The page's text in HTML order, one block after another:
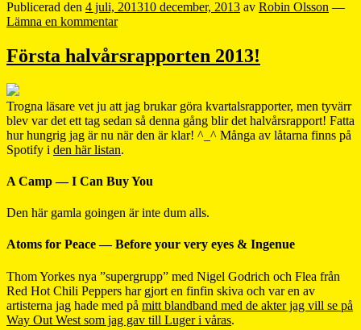
Publicerad den 4 juli, 201310 december, 2013 av Robin Olsson —
Lämna en kommentar
Första halvårsrapporten 2013!
Trogna läsare vet ju att jag brukar göra kvartalsrapporter, men tyvärr
blev var det ett tag sedan så denna gång blir det halvårsrapport! Fatta
hur hungrig jag är nu när den är klar! ^_^ Många av låtarna finns på
Spotify i den här listan.
A Camp — I Can Buy You
Den här gamla goingen är inte dum alls.
Atoms for Peace — Before your very eyes & Ingenue
Thom Yorkes nya ”supergrupp” med Nigel Godrich och Flea från
Red Hot Chili Peppers har gjort en finfin skiva och var en av
artisterna jag hade med på mitt blandband med de akter jag vill se på
Way Out West som jag gav till Luger i våras.